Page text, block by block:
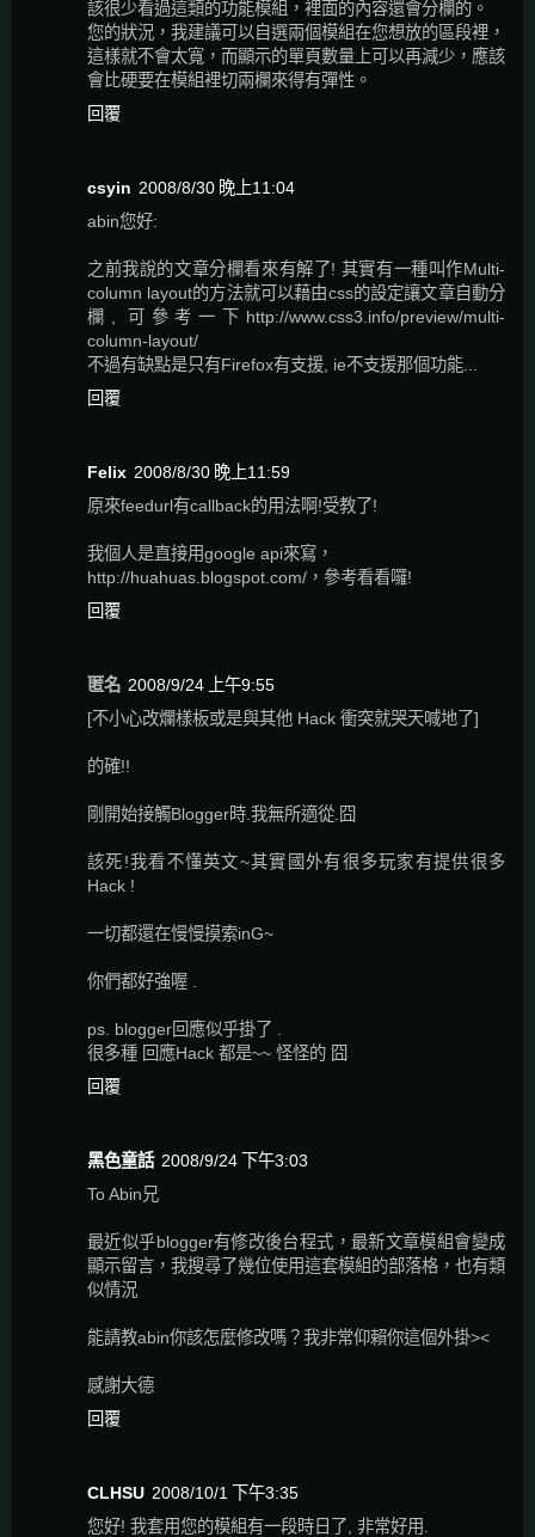
該很少看過這類的功能模組，裡面的內容還會分欄的。
您的狀況，我建議可以自選兩個模組在您想放的區段裡，
這樣就不會太寬，而顯示的單頁數量上可以再減少，應該
會比硬要在模組裡切兩欄來得有彈性。
回覆
csyin 2008/8/30 晚上11:04
abin您好:
之前我說的文章分欄看來有解了! 其實有一種叫作Multi-
column layout的方法就可以藉由css的設定讓文章自動分
欄, 可參考一下http://www.css3.info/preview/multi-
column-layout/
不過有缺點是只有Firefox有支援, ie不支援那個功能...
回覆
Felix 2008/8/30 晚上11:59
原來feedurl有callback的用法啊!受教了!
我個人是直接用google api來寫，
http://huahuas.blogspot.com/，參考看看囉!
回覆
匿名 2008/9/24 上午9:55
[不小心改爛樣板或是與其他 Hack 衝突就哭天喊地了]
的確!!
剛開始接觸Blogger時.我無所適從.囧
該死!我看不懂英文~其實國外有很多玩家有提供很多
Hack !
一切都還在慢慢摸索inG~
你們都好強喔 .
ps. blogger回應似乎掛了 .
很多種 回應Hack 都是~~ 怪怪的 囧
回覆
黑色童話 2008/9/24 下午3:03
To Abin兄
最近似乎blogger有修改後台程式，最新文章模組會變成
顯示留言，我搜尋了幾位使用這套模組的部落格，也有類
似情況
能請教abin你該怎麼修改嗎？我非常仰賴你這個外掛><
感謝大德
回覆
CLHSU 2008/10/1 下午3:35
您好! 我套用您的模組有一段時日了, 非常好用.